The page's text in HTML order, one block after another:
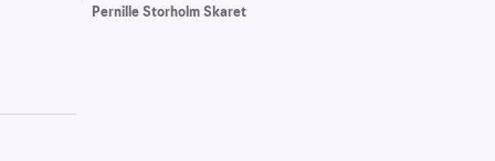
Pernille Storholm Skaret